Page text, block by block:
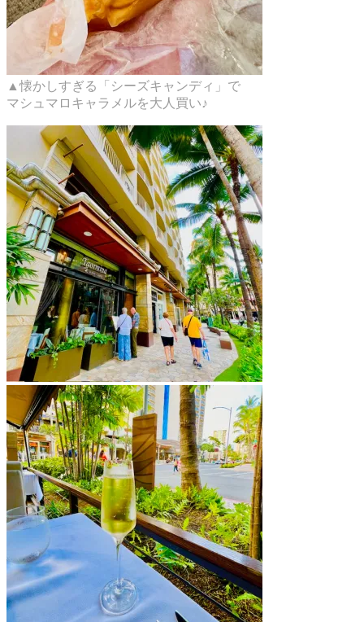
▲懐かしすぎる「シーズキャンディ」で
マシュマロキャラメルを大人買い♪